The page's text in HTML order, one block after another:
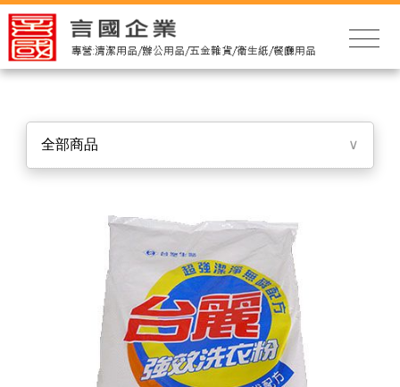
全部商品 ∨